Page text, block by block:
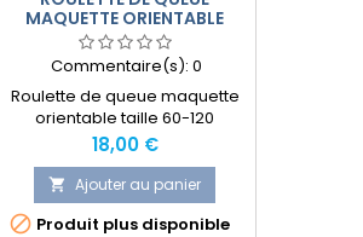
MAQUETTE ORIENTABLE
TAILLE 60-120
Commentaire(s): 0
Roulette de queue maquette
orientable taille 60-120
Prix
18,00 €
 Ajouter au panier
 Produit plus disponible